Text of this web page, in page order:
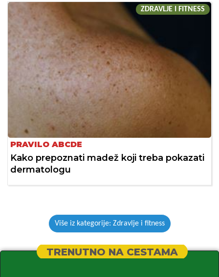
ZDRAVLJE I FITNESS
PRAVILO ABCDE
Kako prepoznati madež koji treba pokazati
dermatologu
Više iz kategorije: Zdravlje i fitness
TRENUTNO NA CESTAMA